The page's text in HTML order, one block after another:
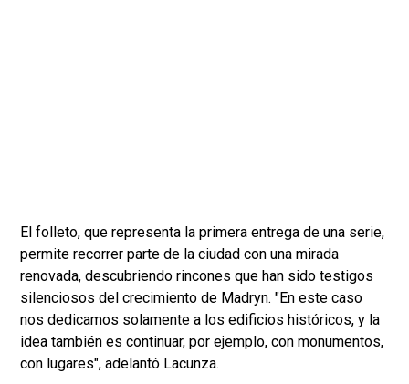
El folleto, que representa la primera entrega de una serie,
permite recorrer parte de la ciudad con una mirada
renovada, descubriendo rincones que han sido testigos
silenciosos del crecimiento de Madryn. "En este caso
nos dedicamos solamente a los edificios históricos, y la
idea también es continuar, por ejemplo, con monumentos,
con lugares", adelantó Lacunza.